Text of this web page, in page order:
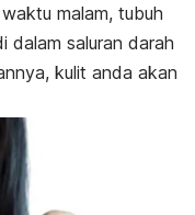
malam, tubuh
dalam saluran darah
kulit anda akan